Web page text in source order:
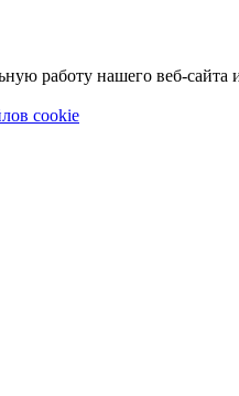
работу нашего веб-сайта
cookie